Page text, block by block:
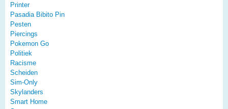
Printer
Pasadia Bibito Pin
Pesten
Piercings
Pokemon Go
Politiek
Racisme
Scheiden
Sim-Only
Skylanders
Smart Home